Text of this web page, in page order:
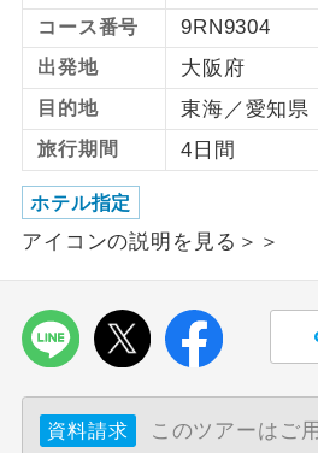
コース番号 9RN9304
出発地 大阪府
目的地 東海／愛知県
旅行期間 4日間
ホテル指定
アイコンの説明を見る＞＞
資料請求 このツアーはご
女性限定
女性限定でご
す。
年齢制限あり
ご参加にあた
です。
利用航空会社
ホテル指定
ご紹介するホ
おひとり様バ
ス2席利用
おひとり様で
す。